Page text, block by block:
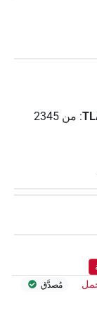
: من 2345
مُصدَّق